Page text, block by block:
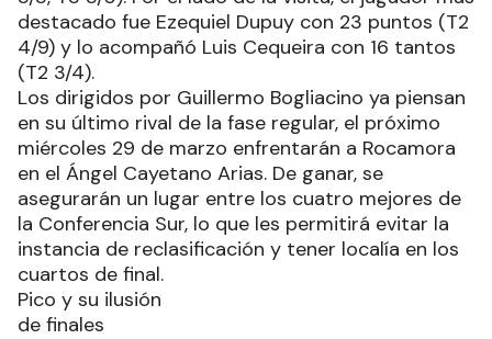
destacado fue Ezequiel Dupuy con 23 puntos (T2
4/9) y lo acompañó Luis Cequeira con 16 tantos
(T2 3/4).
Los dirigidos por Guillermo Bogliacino ya piensan
en su último rival de la fase regular, el próximo
miércoles 29 de marzo enfrentarán a Rocamora
en el Ángel Cayetano Arias. De ganar, se
asegurarán un lugar entre los cuatro mejores de
la Conferencia Sur, lo que les permitirá evitar la
instancia de reclasificación y tener localía en los
cuartos de final.
Pico y su ilusión
de finales